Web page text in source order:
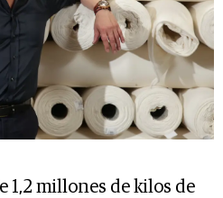
1,2 millones de kilos de